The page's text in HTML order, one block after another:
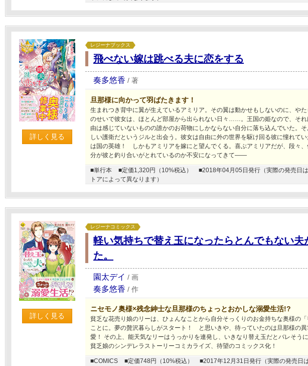
詳しく見る
レジーナブックス
飛べない嫁は跳べる夫に恋をする
奏多悠香 / 著
旦那様に向かって羽ばたきます！
生まれつき背中に翼が生えているアミリア。その翼は動かせもしないのに、や
のせいで彼女は、ほとんど部屋から出られない日々……。王国の姫なので、それ
由は感じていないものの誰かのお荷物にしかならない自分に落ち込んでいた。
しい護衛だというジルと出会う。彼女は自由に外の世界を駆け回る彼に憧れて
は国の英雄！ しかもアミリアを嫁にと望んでくる。喜ぶアミリアだが、段々、
分が彼と釣り合いがとれているのか不安になってきて――
■単行本 ■定価1,320円（10%税込）
■2018年04月05日発行（実際の発売日
トアによって異なります）
詳しく見る
レジーナコミックス
軽い気持ちで替え玉になったらとんでもない夫
た。
園太デイ / 画
奏多悠香 / 作
ニセモノ奥様×残念紳士な旦那様のちょっとおかしな溺愛生活!?
貧乏な花売り娘のリーは、ひょんなことから自分そっくりのお金持ちな奥様の
ことに。夢の贅沢暮らしがスタート！ と思いきや、待っていたのは旦那様の
愛！ その上、能天気なリーはうっかりを連発し、いきなり替え玉だとバレそ
貧乏娘のシンデレラストーリーコミカライズ、待望のコミックス化！
■COMICS ■定価748円（10%税込）
■2017年12月31日発行（実際の発売日